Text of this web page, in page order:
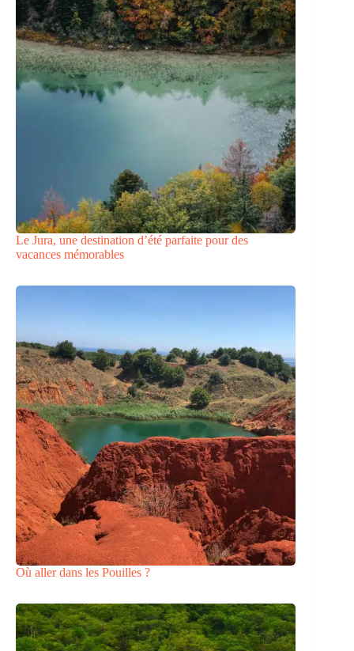
Le Jura, une destination d’été parfaite pour des
vacances mémorables
Où aller dans les Pouilles ?